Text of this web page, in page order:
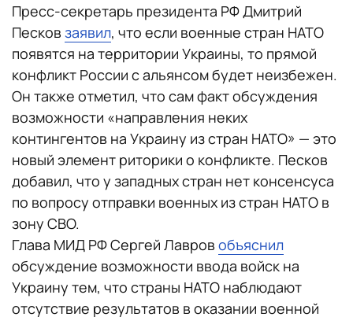
Пресс-секретарь президента РФ Дмитрий
Песков заявил, что если военные стран НАТО
появятся на территории Украины, то прямой
конфликт России с альянсом будет неизбежен.
Он также отметил, что сам факт обсуждения
возможности «направления неких
контингентов на Украину из стран НАТО» — это
новый элемент риторики о конфликте. Песков
добавил, что у западных стран нет консенсуса
по вопросу отправки военных из стран НАТО в
зону СВО.
Глава МИД РФ Сергей Лавров объяснил
обсуждение возможности ввода войск на
Украину тем, что страны НАТО наблюдают
отсутствие результатов в оказании военной